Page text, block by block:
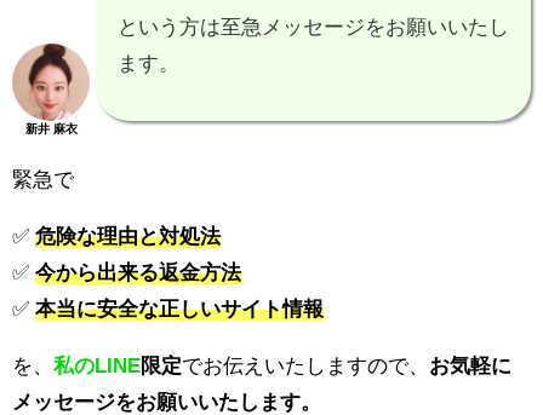
新井 麻衣
という方は至急メッセージをお願いいたし
ます。
緊急で
✅ 危険な理由と対処法
✅ 今から出来る返金方法
✅ 本当に安全な正しいサイト情報
を、 私のLINE限定でお伝えいたしますので、 お気軽に
メッセージをお願いいたします。